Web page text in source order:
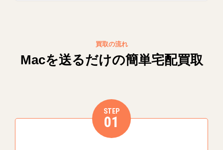
買取の流れ
Macを送るだけの簡単宅配買取
STEP
01